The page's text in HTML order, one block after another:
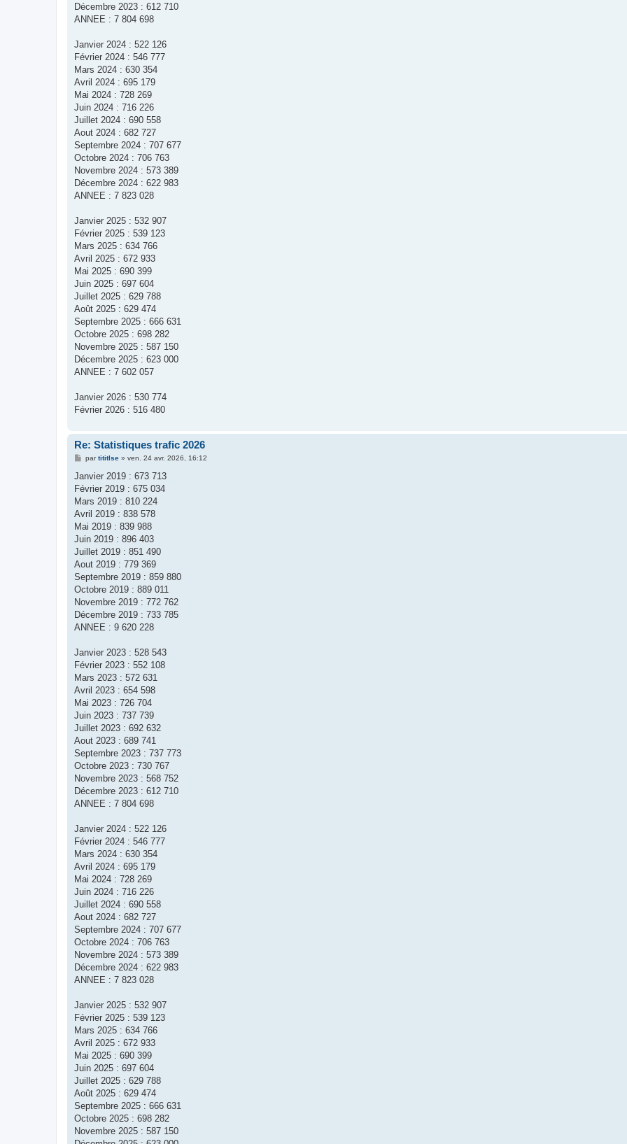
Décembre 2023 : 612 710
ANNEE : 7 804 698
Janvier 2024 : 522 126
Février 2024 : 546 777
Mars 2024 : 630 354
Avril 2024 : 695 179
Mai 2024 : 728 269
Juin 2024 : 716 226
Juillet 2024 : 690 558
Aout 2024 : 682 727
Septembre 2024 : 707 677
Octobre 2024 : 706 763
Novembre 2024 : 573 389
Décembre 2024 : 622 983
ANNEE : 7 823 028
Janvier 2025 : 532 907
Février 2025 : 539 123
Mars 2025 : 634 766
Avril 2025 : 672 933
Mai 2025 : 690 399
Juin 2025 : 697 604
Juillet 2025 : 629 788
Août 2025 : 629 474
Septembre 2025 : 666 631
Octobre 2025 : 698 282
Novembre 2025 : 587 150
Décembre 2025 : 623 000
ANNEE : 7 602 057
Janvier 2026 : 530 774
Février 2026 : 516 480
Re: Statistiques trafic 2026
M
s
a
g
partititlse» ven. 24 avr. 2026, 16:12
Janvier 2019 : 673 713
Février 2019 : 675 034
Mars 2019 : 810 224
Avril 2019 : 838 578
Mai 2019 : 839 988
Juin 2019 : 896 403
Juillet 2019 : 851 490
Aout 2019 : 779 369
Septembre 2019 : 859 880
Octobre 2019 : 889 011
Novembre 2019 : 772 762
Décembre 2019 : 733 785
ANNEE : 9 620 228
Janvier 2023 : 528 543
Février 2023 : 552 108
Mars 2023 : 572 631
Avril 2023 : 654 598
Mai 2023 : 726 704
Juin 2023 : 737 739
Juillet 2023 : 692 632
Aout 2023 : 689 741
Septembre 2023 : 737 773
Octobre 2023 : 730 767
Novembre 2023 : 568 752
Décembre 2023 : 612 710
ANNEE : 7 804 698
Janvier 2024 : 522 126
Février 2024 : 546 777
Mars 2024 : 630 354
Avril 2024 : 695 179
Mai 2024 : 728 269
Juin 2024 : 716 226
Juillet 2024 : 690 558
Aout 2024 : 682 727
Septembre 2024 : 707 677
Octobre 2024 : 706 763
Novembre 2024 : 573 389
Décembre 2024 : 622 983
ANNEE : 7 823 028
Janvier 2025 : 532 907
Février 2025 : 539 123
Mars 2025 : 634 766
Avril 2025 : 672 933
Mai 2025 : 690 399
Juin 2025 : 697 604
Juillet 2025 : 629 788
Août 2025 : 629 474
Septembre 2025 : 666 631
Octobre 2025 : 698 282
Novembre 2025 : 587 150